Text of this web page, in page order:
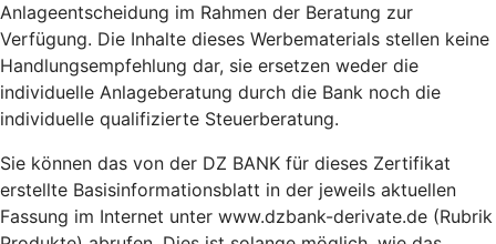
Anlageentscheidung im Rahmen der Beratung zur
Verfügung. Die Inhalte dieses Werbematerials stellen keine
Handlungsempfehlung dar, sie ersetzen weder die
individuelle Anlageberatung durch die Bank noch die
individuelle qualifizierte Steuerberatung.
Sie können das von der DZ BANK für dieses Zertifikat
erstellte Basisinformationsblatt in der jeweils aktuellen
Fassung im Internet unter www.dzbank-derivate.de (Rubrik